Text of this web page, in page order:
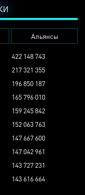
Альянсы
422 148 743
217 321 355
196 850 187
165 796 010
159 245 842
152 063 763
147 667 600
147 042 961
143 727 231
143 616 664